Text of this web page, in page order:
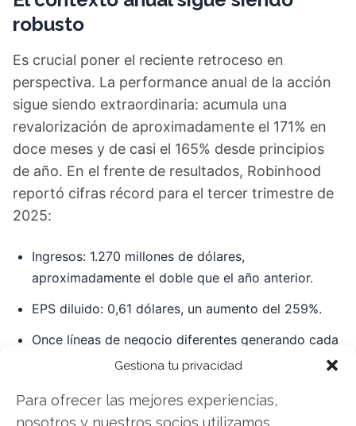
Gestiona tu privacidad
Para ofrecer las mejores experiencias,
nosotros y nuestros socios utilizamos
robusto
Es crucial poner el reciente retroceso en
perspectiva. La performance anual de la acción
sigue siendo extraordinaria: acumula una
revalorización de aproximadamente el 171% en
doce meses y de casi el 165% desde principios
de año. En el frente de resultados, Robinhood
reportó cifras récord para el tercer trimestre de
2025:
Ingresos: 1.270 millones de dólares,
aproximadamente el doble que el año anterior.
EPS diluido: 0,61 dólares, un aumento del 259%.
Once líneas de negocio diferentes generando cada
una alrededor de 100 millones de dólares en